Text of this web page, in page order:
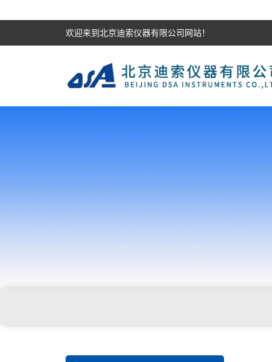
欢迎来到北京迪索仪器有限公司网站！